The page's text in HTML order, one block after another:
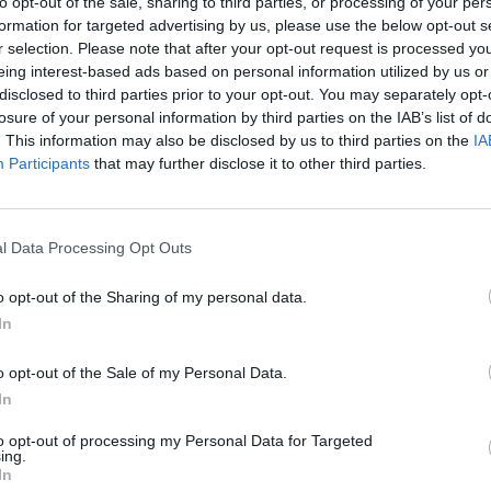
for targeted advertising by us, please use the below opt-out
selection. Please note that after your opt-out request is processed
interest-based ads based on personal information utilized by us
to third parties prior to your opt-out. You may separately
of your personal information by third parties on the IAB’s list of
This information may also be disclosed by us to third parties on the
Participants that may further disclose it to other third parties.
Data Processing Opt Outs
opt-out of the Sharing of my personal data.
opt-out of the Sale of my Personal Data.
opt-out of processing my Personal Data for Targeted
Prima commissione per l'acquisizione
competenza.
votato l'abbinamento del Progetto di
n. 66, a prima firma del Presidente
Elisa De Berti, “Disposizioni per il
residenziale pubblica”, con il
che modifica la L.R. n. 39/2017
di edilizia residenziale pubblica'.
editoriale e i contenuti di cui al
stampa sono a cura di
VENETO
Trump, Meloni e la strategia